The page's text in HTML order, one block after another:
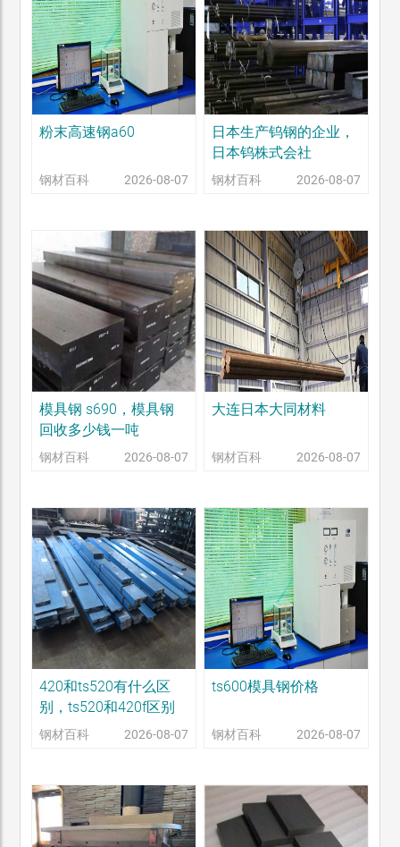
粉末高速钢a60
钢材百科 2026-08-07
日本生产钨钢的企业，
日本钨株式会社
钢材百科 2026-08-07
模具钢 s690，模具钢
回收多少钱一吨
钢材百科 2026-08-07
大连日本大同材料
钢材百科 2026-08-07
420和ts520有什么区
别，ts520和420f区别
钢材百科 2026-08-07
ts600模具钢价格
钢材百科 2026-08-07